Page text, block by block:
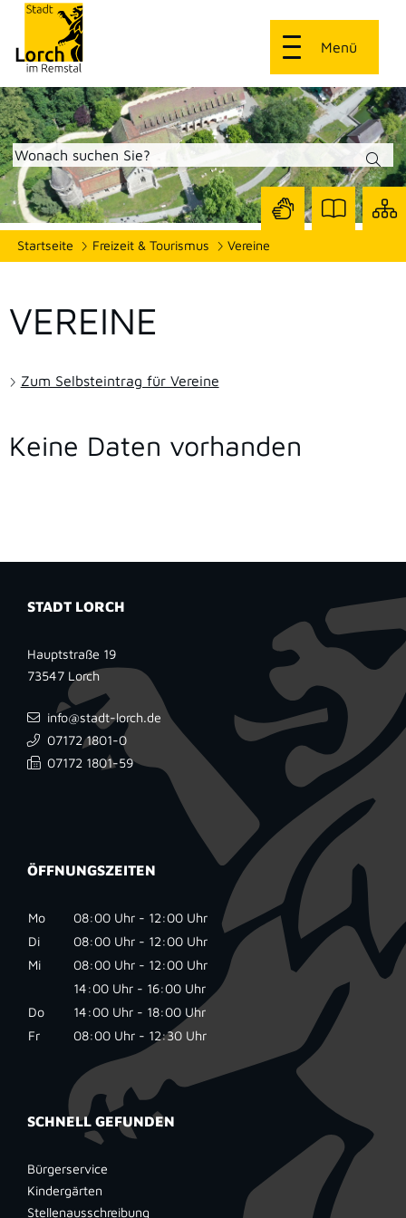
Menü
Startseite Freizeit & Tourismus Vereine
mit
Seite
mit
VEREINE
Zum Selbsteintrag für Vereine
Keine Daten vorhanden
STADT LORCH
Hauptstraße 19
73547 Lorch
info@stadt-lorch.de
07172 1801-0
07172 1801-59
ÖFFNUNGSZEITEN
Mo
08:00 Uhr - 12:00 Uhr
Di
08:00 Uhr - 12:00 Uhr
Mi
08:00 Uhr - 12:00 Uhr
14:00 Uhr - 16:00 Uhr
Do
14:00 Uhr - 18:00 Uhr
Fr
08:00 Uhr - 12:30 Uhr
SCHNELL GEFUNDEN
Bürgerservice
Kindergärten
Stellenausschreibung